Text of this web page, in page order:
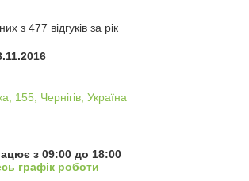
з 477 відгуків за рік
155, Чернігів, Україна
з 09:00 до 18:00
графік роботи